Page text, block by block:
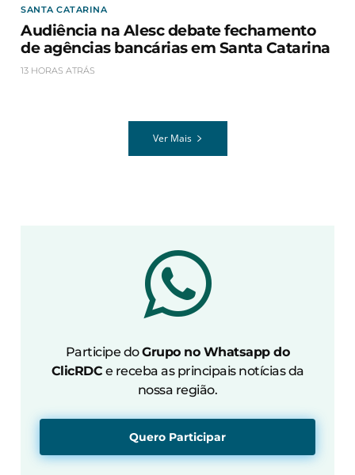
SANTA CATARINA
Audiência na Alesc debate fechamento
de agências bancárias em Santa Catarina
13 HORAS ATRÁS
Ver Mais
Participe doGrupo no Whatsapp do
ClicRDC e receba as principais notícias da
nossa região.
Quero Participar